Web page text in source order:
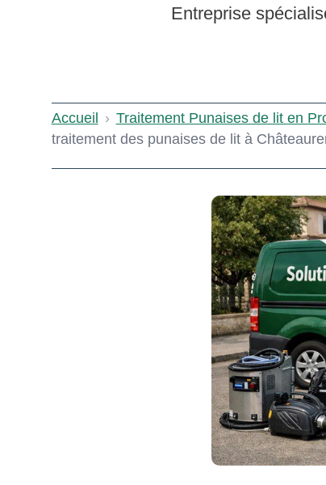
Entreprise
Accueil › Traitement Punaises de lit en
traitement des punaises de lit à